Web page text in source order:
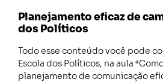
Planejamento eficaz de
dos Políticos
Todo esse conteúdo você pode
Escola dos Políticos, na aula
planejamento de comunicação